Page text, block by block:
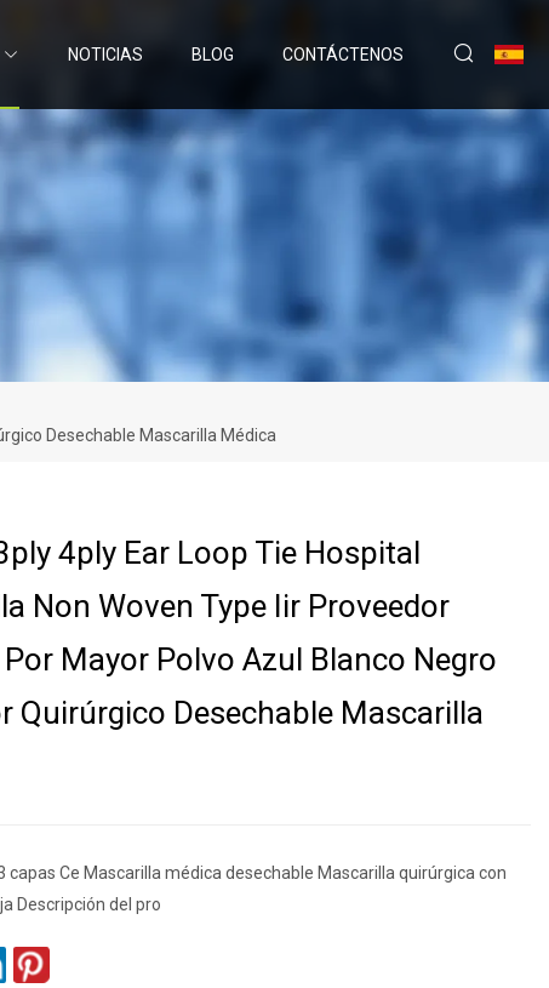
NOTICIAS BLOG CONTÁCTENOS
Desechable Mascarilla Médica
4ply Ear Loop Tie Hospital
Non Woven Type Iir Proveedor
Mayor Polvo Azul Blanco Negro
Quirúrgico Desechable Mascarilla
capas Ce Mascarilla médica desechable Mascarilla quirúrgica con
Descripción del pro